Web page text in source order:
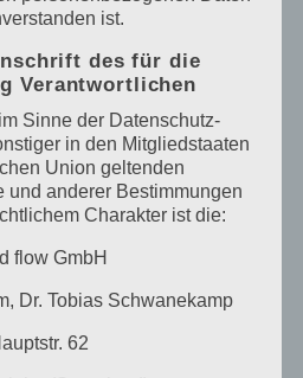
Daten an
Dritte.
Blog auf der Internetseite
auf einem Blog, der sich auf
für die Verarbeitung
die Möglichkeit,
zu einzelnen Blog-
Ein Blog ist ein auf einer
in der Regel öffentlich
welchem eine oder mehrere
oder Gedanken in
niederschreiben können. Die
ist.
des für die
Verantwortlichen
Sinne der Datenschutz-
in den Mitgliedstaaten
Union geltenden
und anderer Bestimmungen
Charakter ist die:
flow GmbH
Dr. Tobias Schwanekamp
62